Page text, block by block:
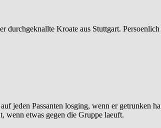
Kroate aus Stuttgart.
jeden Passanten losging, wenn er getrunken
wenn etwas gegen die Gruppe laeuft.